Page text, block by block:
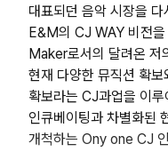
대표되던 음악 시장을
E&M의 CJ WAY 비전
Maker로서의 달려온 저
현재 다양한 뮤직션 확
확보라는 CJ과업을 이
인큐베이팅과 차별화된
개척하는 Ony one CJ